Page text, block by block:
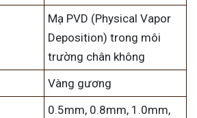
Mạ PVD (Physical Vapor
Deposition) trong môi
trường chân không
Vàng gương
0.5mm, 0.8mm, 1.0mm,